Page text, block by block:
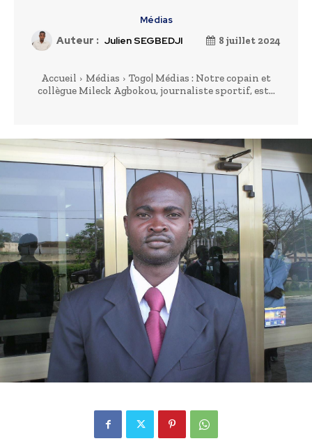
Médias
Auteur : Julien SEGBEDJI 8 juillet 2024
Accueil Médias
Togo| Médias : Notre copain et
collègue Mileck Agbokou, journaliste sportif, est...